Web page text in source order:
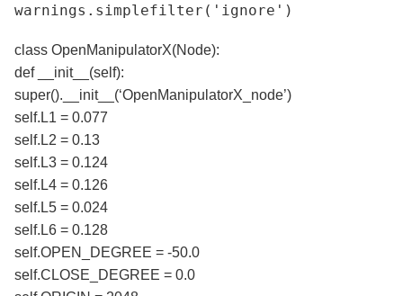
warnings.simplefilter('ignore')
class OpenManipulatorX(Node):
def __init__(self):
super().__init__(‘OpenManipulatorX_node’)
self.L1 = 0.077
self.L2 = 0.13
self.L3 = 0.124
self.L4 = 0.126
self.L5 = 0.024
self.L6 = 0.128
self.OPEN_DEGREE = -50.0
self.CLOSE_DEGREE = 0.0